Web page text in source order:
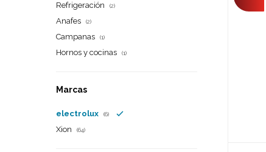
Refrigeración (2)
Anafes (2)
Campanas (1)
Hornos y cocinas (1)
Marcas
electrolux (6)
Xion (64)